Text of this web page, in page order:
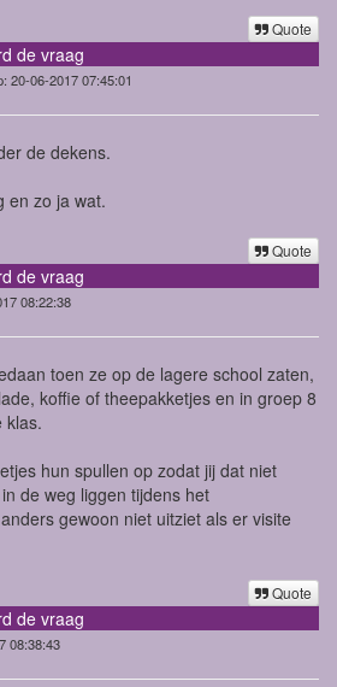
Quote
de vraag
20-06-2017 07:45:01
de dekens.
en zo ja wat.
Quote
de vraag
08:22:38
toen ze op de lagere school zaten,
koffie of theepakketjes en in groep 8
klas.
hun spullen op zodat jij dat niet
de weg liggen tijdens het
gewoon niet uitziet als er visite
Quote
de vraag
08:38:43